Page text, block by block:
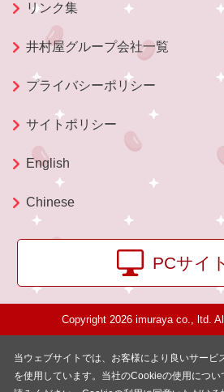
当ウェブサイトでは、お客様により良いサービ
を使用しています。当社のCookieの使用につい
リンク集
井村屋グループ会社一覧
プライバシーポリシー
サイトポリシー
English
Chinese
PCサイ
Copyright 2026 imuraya co., ltd.